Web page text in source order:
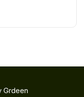
Grdeen